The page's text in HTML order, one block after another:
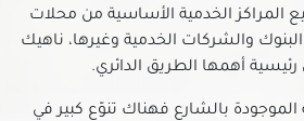
في جسر السويس
في حدائق الزيتون
في حدائق القبة
في حدائق المعادي
المراكز الخدمية الأساسية من محلات
والبنوك والشركات الخدمية وغيرها، ناهيك
أهمها الطريق الدائري.
بالشارع فهناك تنوّع كبير في